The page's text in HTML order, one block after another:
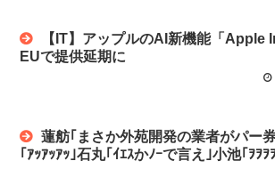
【IT】アップルのAI新機能「Apple
EUで提供延期に
蓮舫｢まさか外苑開発の業者がパー
｢ｱｯｱｯｱｯ｣石丸｢ｲｴｽかﾉｰで言え｣小池｢ｦｦｦ